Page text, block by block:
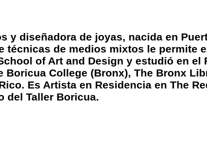
y diseñadora de joyas, nacida en
técnicas de medios mixtos le permite
of Art and Design y estudió en
College (Bronx), The Bronx
Es Artista en Residencia en The
del Taller Boricua.